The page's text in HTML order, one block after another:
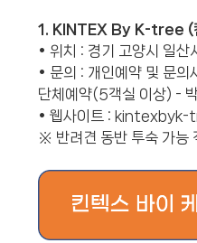
1. KINTEX By K-tree (
• 위치 : 경기 고양시 일
• 문의 : 개인예약 및 문
단체예약(5객실 이상) -
• 웹사이트 : kintexbyk-
※ 반려견 동반 투숙 가능